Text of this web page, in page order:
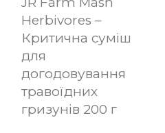
Herbivores –
Критична суміш
для
догодовування
травоїдних
гризунів 200 г